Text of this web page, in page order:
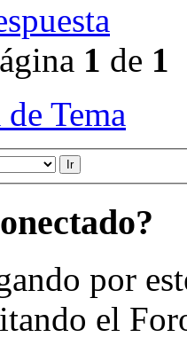
1 de 1
Tema
por
el